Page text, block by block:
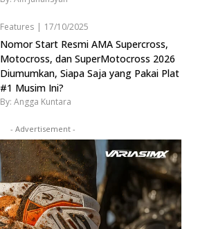
Features | 17/10/2025
Nomor Start Resmi AMA Supercross,
Motocross, dan SuperMotocross 2026
Diumumkan, Siapa Saja yang Pakai Plat
#1 Musim Ini?
By: Angga Kuntara
- Advertisement -